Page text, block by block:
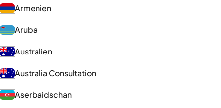
Armenien
Aruba
Australien
Australia Consultation
Aserbaidschan